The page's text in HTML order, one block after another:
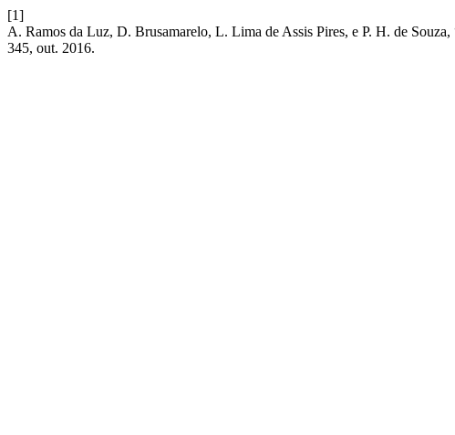
[1]
A. Ramos da Luz, D. Brusamarelo, L. Lima de Assis Pires, e P. H. de
345, out. 2016.